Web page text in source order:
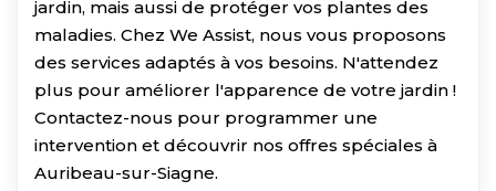
jardin, mais aussi de protéger vos plantes des
maladies. Chez We Assist, nous vous proposons
des services adaptés à vos besoins. N'attendez
plus pour améliorer l'apparence de votre jardin !
Contactez-nous pour programmer une
intervention et découvrir nos offres spéciales à
Auribeau-sur-Siagne.